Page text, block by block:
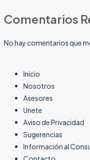
Comentarios
No hay comentarios que
Inicio
Nosotros
Asesores
Unete
Aviso de Privacidad
Sugerencias
Información al